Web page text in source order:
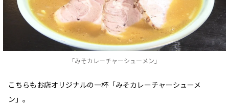
「みそカレーチャーシューメン」
こちらもお店オリジナルの一杯「みそカレーチャーシューメ
ン」。